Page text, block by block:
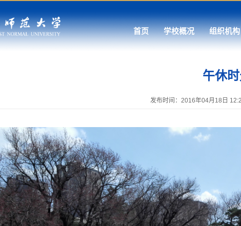
首页 学校概况 组织机构
午休
发布时间：2016年04月18日